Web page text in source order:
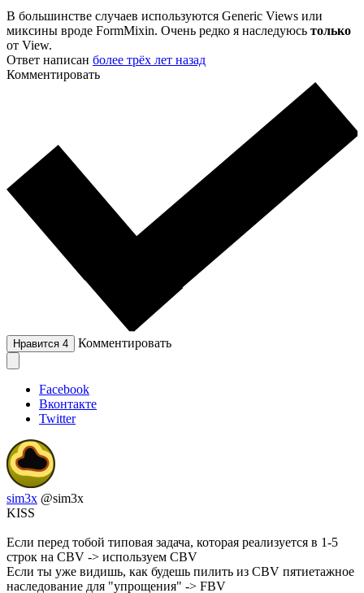
В большинстве случаев используются Generic Views или
миксины вроде FormMixin. Очень редко я наследуюсь только
от View.
Ответ написан более трёх лет назад
Комментировать
Нравится 4 Комментировать
Facebook
Вконтакте
Twitter
sim3x @sim3x
KISS
Если перед тобой типовая задача, которая реализуется в 1-5
строк на CBV -> используем CBV
Если ты уже видишь, как будешь пилить из CBV пятиетажное
наследование для "упрощения" -> FBV